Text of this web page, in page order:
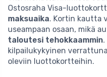
Ostosraha Visa-
maksuaika. Kortin kautta
useampaan osaan, mikä
taloutesi tehokkaammin
kilpailukykyinen
oleviin luottokortteihin.